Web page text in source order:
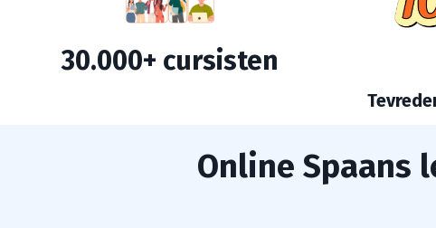
30.000+ cursisten
Online Spaans